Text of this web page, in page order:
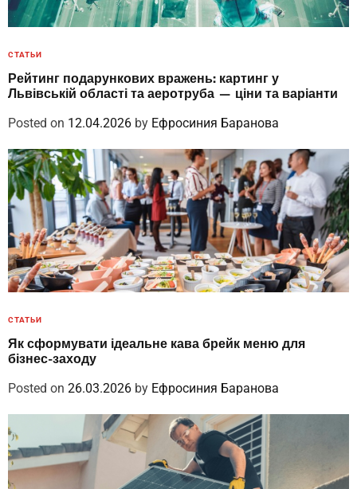
СТАТЬИ
Рейтинг подарункових вражень: картинг у
Львівській області та аеротруба — ціни та варіанти
Posted on 12.04.2026 by Ефросиния Баранова
СТАТЬИ
Як сформувати ідеальне кава брейк меню для
бізнес-заходу
Posted on 26.03.2026 by Ефросиния Баранова